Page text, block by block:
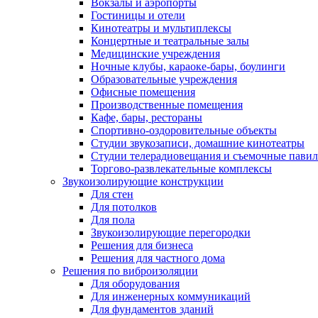
Вокзалы и аэропорты
Гостиницы и отели
Кинотеатры и мультиплексы
Концертные и театральные залы
Медицинские учреждения
Ночные клубы, караоке-бары, боулинги
Образовательные учреждения
Офисные помещения
Производственные помещения
Кафе, бары, рестораны
Спортивно-оздоровительные объекты
Студии звукозаписи, домашние кинотеатры
Студии телерадиовещания и съемочные
Торгово-развлекательные комплексы
Звукоизолирующие конструкции
Для стен
Для потолков
Для пола
Звукоизолирующие перегородки
Решения для бизнеса
Решения для частного дома
Решения по виброизоляции
Для оборудования
Для инженерных коммуникаций
Для фундаментов зданий